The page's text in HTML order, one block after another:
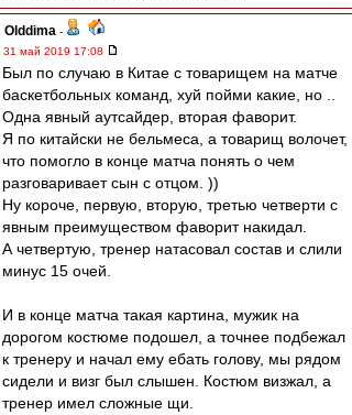
Olddima -
31 май 2019 17:08
Был по случаю в Китае с товарищем на матче
баскетбольных команд, хуй пойми какие, но ..
Одна явный аутсайдер, вторая фаворит.
Я по китайски не бельмеса, а товарищ волочет,
что помогло в конце матча понять о чем
разговаривает сын с отцом. ))
Ну короче, первую, вторую, третью четверти с
явным преимуществом фаворит накидал.
А четвертую, тренер натасовал состав и слили
минус 15 очей.
И в конце матча такая картина, мужик на
дорогом костюме подошел, а точнее подбежал
к тренеру и начал ему ебать голову, мы рядом
сидели и визг был слышен. Костюм визжал, а
тренер имел сложные щи.